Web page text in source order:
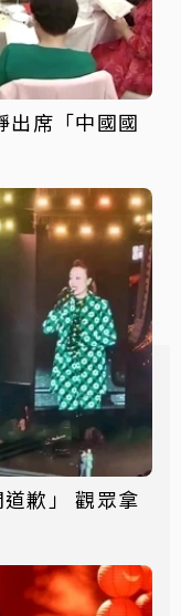
出席「中國國
歉」 觀眾拿